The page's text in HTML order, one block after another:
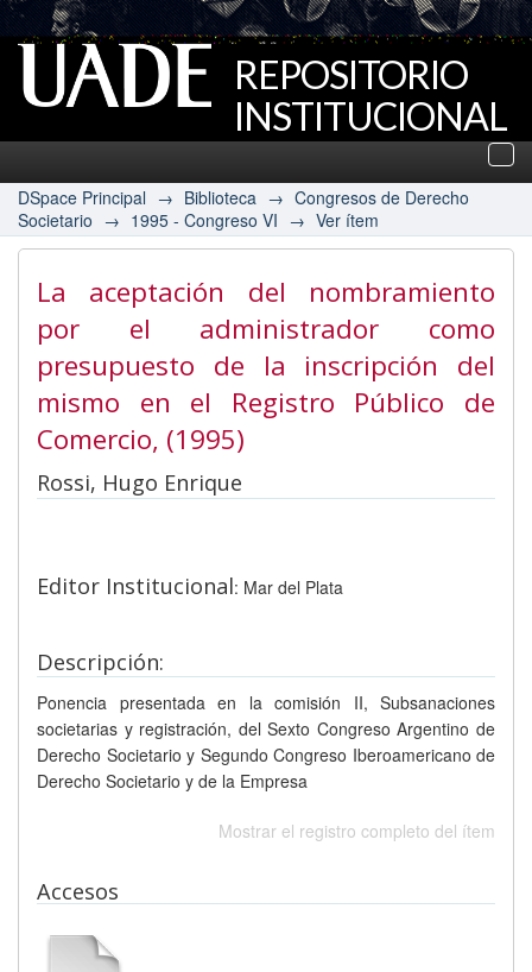
REPOSITORIO
INSTITUCIONAL
UADE
DSpace Principal → Biblioteca → Congresos de Derecho
Societario → 1995 - Congreso VI → Ver ítem
La aceptación del nombramiento
por el administrador como
presupuesto de la inscripción del
mismo en el Registro Público de
Comercio, (1995)
Rossi, Hugo Enrique
Editor Institucional: Mar del Plata
Descripción:
Ponencia presentada en la comisión II, Subsanaciones
societarias y registración, del Sexto Congreso Argentino de
Derecho Societario y Segundo Congreso Iberoamericano de
Derecho Societario y de la Empresa
Mostrar el registro completo del ítem
Accesos